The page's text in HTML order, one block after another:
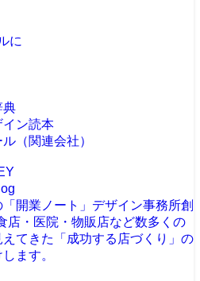
に
典
イン読本
（関連会社）
開業ノート」 デザイン事務所創
店・医院・物販店など数多くの
えてきた「成功する店づくり」の
ます。